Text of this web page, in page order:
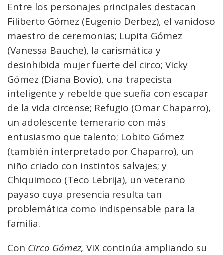
Entre los personajes principales destacan
Filiberto Gómez (Eugenio Derbez), el vanidoso
maestro de ceremonias; Lupita Gómez
(Vanessa Bauche), la carismática y
desinhibida mujer fuerte del circo; Vicky
Gómez (Diana Bovio), una trapecista
inteligente y rebelde que sueña con escapar
de la vida circense; Refugio (Omar Chaparro),
un adolescente temerario con más
entusiasmo que talento; Lobito Gómez
(también interpretado por Chaparro), un
niño criado con instintos salvajes; y
Chiquimoco (Teco Lebrija), un veterano
payaso cuya presencia resulta tan
problemática como indispensable para la
familia.
Con Circo Gómez, ViX continúa ampliando su